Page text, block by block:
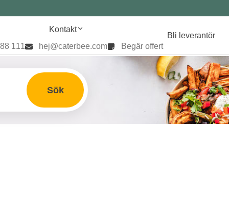
Kontakt
111
hej@caterbee.com Begär offert
Bli leverantör
Sök